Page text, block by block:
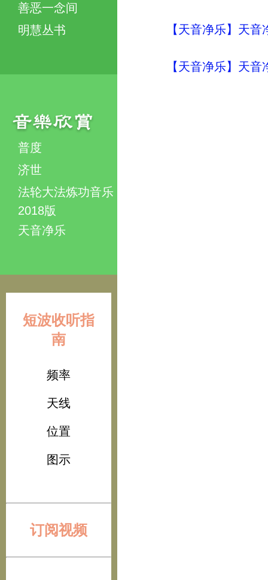
善恶一念间
明慧丛书
普度
济世
法轮大法炼功音乐
2018版
天音净乐
短波收听指
南
频率
天线
位置
图示
订阅视频
【天音净乐】天
【天音净乐】天